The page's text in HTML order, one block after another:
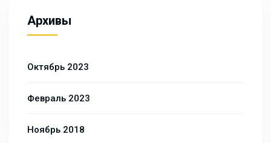
Архивы
Октябрь 2023
Февраль 2023
Ноябрь 2018